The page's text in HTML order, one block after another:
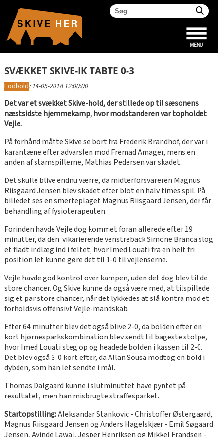
SVÆKKET SKIVE-IK TABTE 0-3
Fodbold:14-05-2018 12:00:00
Det var et svækket Skive-hold, der stillede op til sæsonens
næstsidste hjemmekamp, hvor modstanderen var topholdet
Vejle.
På forhånd måtte Skive se bort fra Frederik Brandhof, der var i
karantæne efter advarslen mod Fremad Amager, mens en
anden af stamspillerne, Mathias Pedersen var skadet.
Det skulle blive endnu værre, da midterforsvareren Magnus
Riisgaard Jensen blev skadet efter blot en halv times spil. På
billedet ses en smerteplaget Magnus Riisgaard Jensen, der får
behandling af fysioterapeuten.
Forinden havde Vejle dog kommet foran allerede efter 19
minutter, da den vikarierende venstreback Simone Branca slog
et fladt indlæg ind i feltet, hvor Imed Louati fra en helt fri
position let kunne gøre det til 1-0 til vejlenserne.
Vejle havde god kontrol over kampen, uden det dog blev til de
store chancer. Og Skive kunne da også være med, at tilspillede
sig et par store chancer, når det lykkedes at slå kontra mod et
forholdsvis offensivt Vejle-mandskab.
Efter 64 minutter blev det også blive 2-0, da bolden efter en
kort hjørnesparkskombination blev sendt til bageste stolpe,
hvor Imed Louati steg op og headede bolden i kassen til 2-0.
Det blev også 3-0 kort efter, da Allan Sousa modtog en bold i
dybden, som han let sendte i mål.
Thomas Dalgaard kunne i slutminuttet have pyntet på
resultatet, men han misbrugte straffesparket.
Startopstilling:Aleksandar Stankovic - Christoffer Østergaard,
Magnus Riisgaard Jensen og Anders Hagelskjær - Emil Søgaard
Jensen, Ayinde Lawal, Jesper Henriksen og Mikkel Frandsen -